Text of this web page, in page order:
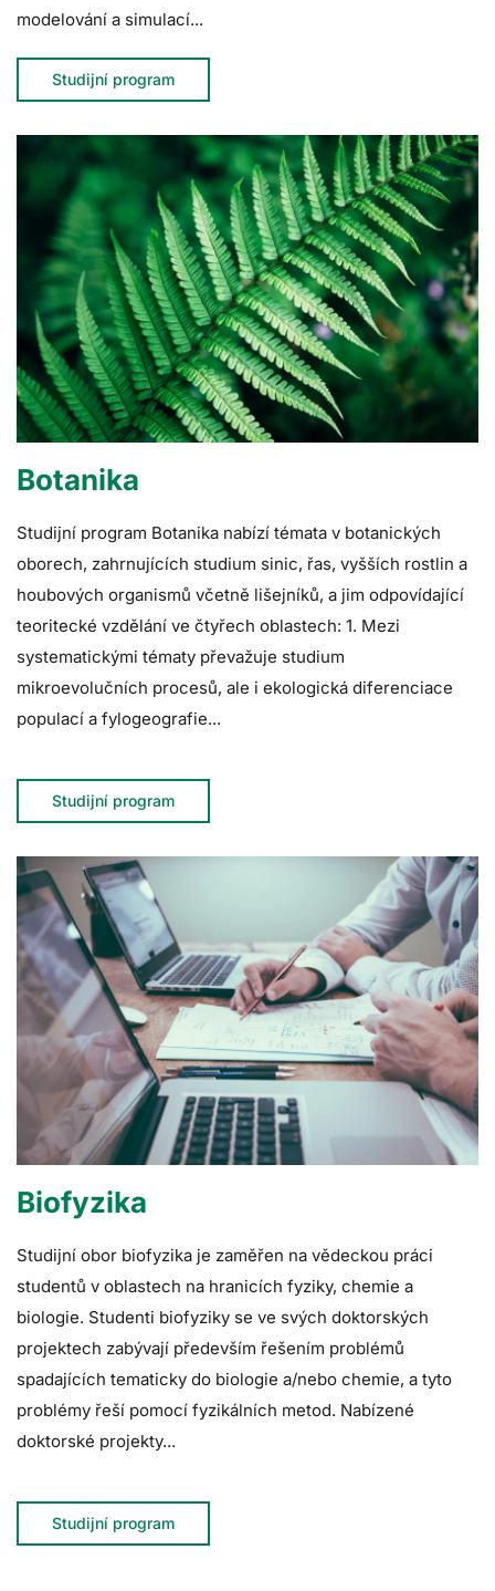
modelování a simulací...
Studijní program
Botanika
Studijní program Botanika nabízí témata v botanických
oborech, zahrnujících studium sinic, řas, vyšších rostlin a
houbových organismů včetně lišejníků, a jim odpovídající
teoritecké vzdělání ve čtyřech oblastech: 1. Mezi
systematickými tématy převažuje studium
mikroevolučních procesů, ale i ekologická diferenciace
populací a fylogeografie...
Studijní program
Biofyzika
Studijní obor biofyzika je zaměřen na vědeckou práci
studentů v oblastech na hranicích fyziky, chemie a
biologie. Studenti biofyziky se ve svých doktorských
projektech zabývají především řešením problémů
spadajících tematicky do biologie a/nebo chemie, a tyto
problémy řeší pomocí fyzikálních metod. Nabízené
doktorské projekty...
Studijní program